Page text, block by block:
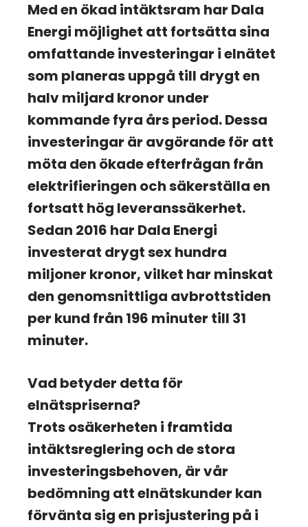
Med en ökad intäktsram har Dala
Energi möjlighet att fortsätta sina
omfattande investeringar i elnätet
som planeras uppgå till drygt en
halv miljard kronor under
kommande fyra års period. Dessa
investeringar är avgörande för att
möta den ökade efterfrågan från
elektrifieringen och säkerställa en
fortsatt hög leveranssäkerhet.
Sedan 2016 har Dala Energi
investerat drygt sex hundra
miljoner kronor, vilket har minskat
den genomsnittliga avbrottstiden
per kund från 196 minuter till 31
minuter.
Vad betyder detta för
elnätspriserna?
Trots osäkerheten i framtida
intäktsreglering och de stora
investeringsbehoven, är vår
bedömning att elnätskunder kan
förvänta sig en prisjustering på i